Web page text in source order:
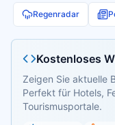
Regenradar
Kostenloses
Zeigen Sie aktuelle
Perfekt für Hotels,
Tourismusportale.